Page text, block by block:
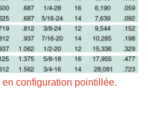
configuration pointillée.